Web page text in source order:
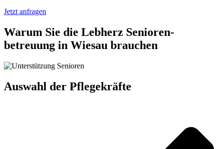
Jetzt anfragen
Warum Sie die Lebherz Senioren­
betreuung in Wiesau brauchen
Auswahl der Pflegekräfte